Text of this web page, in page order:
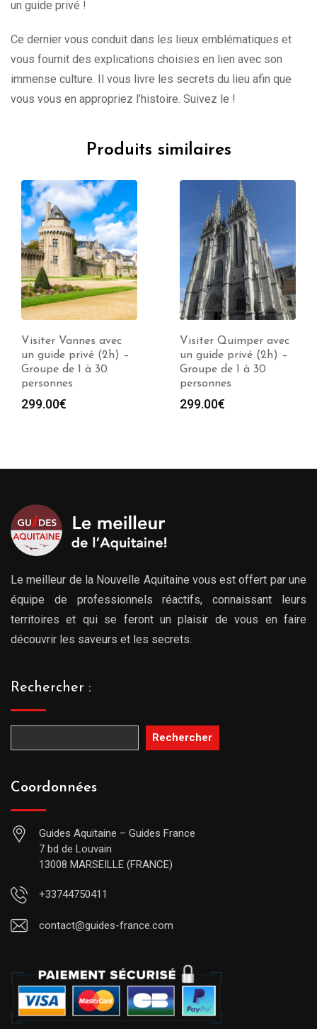
un guide privé !
Ce dernier vous conduit dans les lieux emblématiques et
vous fournit des explications choisies en lien avec son
immense culture. Il vous livre les secrets du lieu afin que
vous vous en appropriez l’histoire. Suivez le !
Produits similaires
Visiter Quimper avec
un guide privé (2h) –
Groupe de 1 à 30
personnes
299.00€
Visiter Saint-Brieuc
avec un guide privé
(2h) – Groupe de 1 à
30 personnes
299.00€
Le meilleur de la Nouvelle Aquitaine vous est offert par une
équipe de professionnels réactifs, connaissant leurs
territoires et qui se feront un plaisir de vous en faire
découvrir les saveurs et les secrets.
Rechercher :
Rechercher
Coordonnées
Guides Aquitaine – Guides France
7 bd de Louvain
13008 MARSEILLE (FRANCE)
+33744750411
contact@guides-france.com